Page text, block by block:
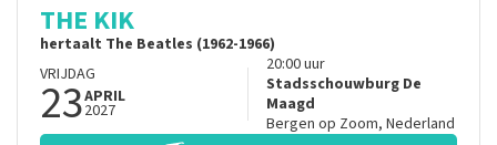
THE KIK
hertaalt The Beatles (1962-1966)
VRIJDAG
23APRIL
2027
20:00uur
Stadsschouwburg De
Maagd
Bergen op Zoom, Nederland